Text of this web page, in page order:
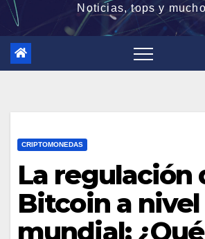
Noticias, tops y
CRIPTOMONEDAS
La regulación
Bitcoin a nivel
mundial: